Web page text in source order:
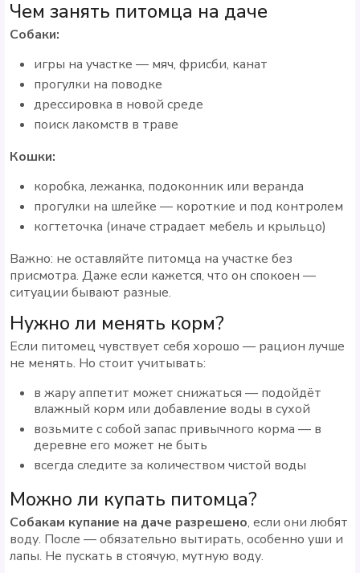
Чем занять питомца на даче
Собаки:
игры на участке — мяч, фрисби, канат
прогулки на поводке
дрессировка в новой среде
поиск лакомств в траве
Кошки:
коробка, лежанка, подоконник или веранда
прогулки на шлейке — короткие и под контролем
когтеточка (иначе страдает мебель и крыльцо)
Важно: не оставляйте питомца на участке без
присмотра. Даже если кажется, что он спокоен —
ситуации бывают разные.
Нужно ли менять корм?
Если питомец чувствует себя хорошо — рацион лучше
не менять. Но стоит учитывать:
в жару аппетит может снижаться — подойдёт
влажный корм или добавление воды в сухой
возьмите с собой запас привычного корма — в
деревне его может не быть
всегда следите за количеством чистой воды
Можно ли купать питомца?
Собакам купание на даче разрешено, если они любят
воду. После — обязательно вытирать, особенно уши и
лапы. Не пускать в стоячую, мутную воду.